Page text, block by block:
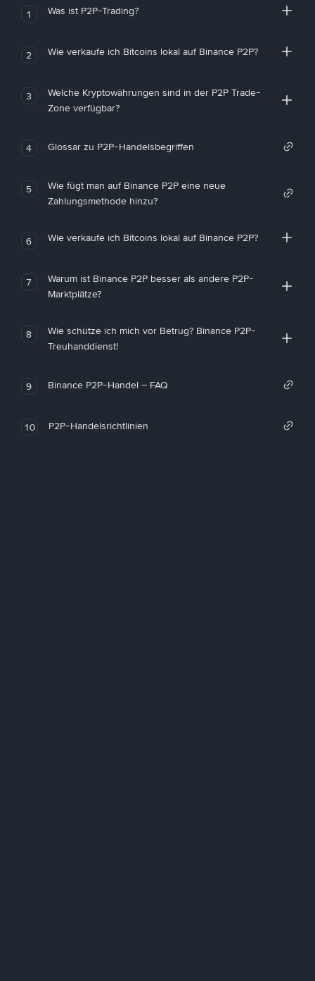
1 Was ist P2P-Trading?
2 Wie verkaufe ich Bitcoins lokal auf Binance P2P?
3
Welche Kryptowährungen sind in der P2P Trade-
Zone verfügbar?
4 Glossar zu P2P-Handelsbegriffen
5
Wie fügt man auf Binance P2P eine neue
Zahlungsmethode hinzu?
6 Wie verkaufe ich Bitcoins lokal auf Binance P2P?
7
Warum ist Binance P2P besser als andere P2P-
Marktplätze?
8
Wie schütze ich mich vor Betrug? Binance P2P-
Treuhanddienst!
9 Binance P2P-Handel – FAQ
10 P2P-Handelsrichtlinien